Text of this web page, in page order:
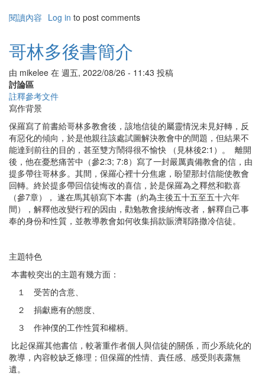
閱讀內容 有
摩
書
介
Log in to post comments
哥林多後書簡介
由 mikelee 在 週五, 2022/08/26 - 11:43 投稿
討論區
註釋參考文件
寫作背景
保羅寫了前書給哥林多教會後，該地信徒的屬靈情況未見好轉，反
有惡化的傾向，於是他親往該處試圖解決教會中的間題，但結果不
能達到前往的目的，甚至雙方鬧得很不愉快 （見林後2:1）。 離開
後，他在憂愁痛苦中（參2:3; 7:8）寫了一封嚴厲責備教會的信，由
提多帶往哥林多。其間，保羅心裡十分焦慮，盼望那封信能使教會
回轉。終於提多帶回信徒悔改的喜信，於是保羅為之釋然和歡喜
（參7章）， 遂在馬其頓寫下本書（約為主後五十五至五十六年
間），解釋他改變行程的因由，勸勉教會接納悔改者，解釋自己事
奉的身份和性質，並教導教會如何收集捐款賑濟耶路撒冷信徒。
主題特色
本書較突出的主題有幾方面：
１ 受苦的含意、
２ 捐獻應有的態度、
３ 作神僕的工作性質和權柄。
比起保羅其他書信，較著重作者個人與信徒的關係，而少系統化的
教導，內容較缺乏條理；但保羅的性情、責任感、感受則表露無
遺。